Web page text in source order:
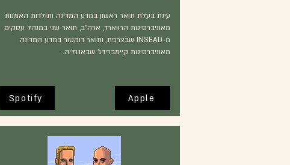
עינת בעלת תואר ראשון במדע המדינה ותולדות האמנות
מאוניברסיטת הרווארד, ארה"ב, תואר שני במנהל עסקים
מ-INSEAD שבצרפת, ותואר דוקטור במדע המדינה
מאוניברסיטת קיימברידג' שבאנגליה.
Spotify Apple